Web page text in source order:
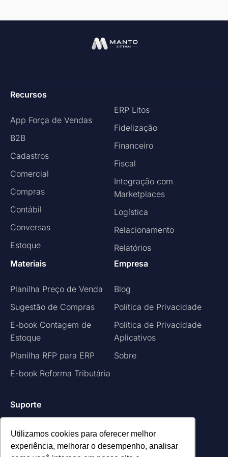
Utilizamos cookies para oferecer melhor
experiência, melhorar o desempenho, analisar
Recursos
App Força de Vendas
B2B
Cadastros
Comercial
Compras
Contábil
Conversas
Estoque
ERP Litos
Fidelização
Financeiro
Fiscal
Integração com
Marketplaces
Logística
Relacionamento
Relatórios
Materiais
Planilha Preço de Venda
Sugestão de Compras
E-book Contagem de
Estoque
Planilha RFP para ERP
E-book Reforma Tributária
Empresa
Blog
Política de Privacidade
Política de Privacidade
Aplicativos
Sobre
Suporte
Central de Chamados
Suporte Remoto